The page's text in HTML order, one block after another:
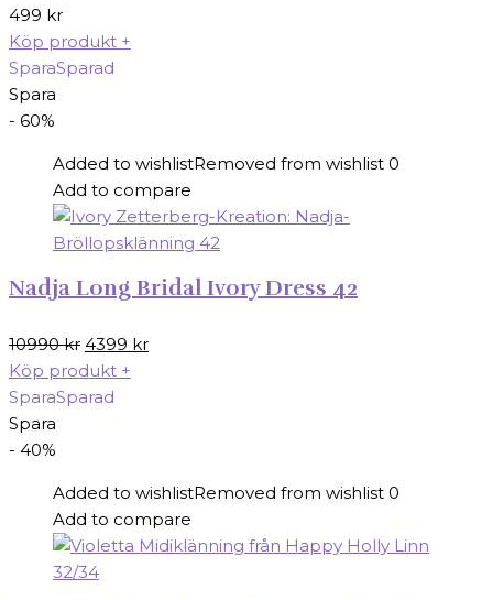
499 kr
Köp produkt +
SparaSparad
Spara
- 60%
Added to wishlistRemoved from wishlist 0
Add to compare
Nadja Long Bridal Ivory Dress 42
10990kr Det
ursprungliga
priset
4399 krDet
Köp produkt +
SparaSparad
Spara
- 40%
Added to wishlistRemoved from wishlist 0
Add to compare